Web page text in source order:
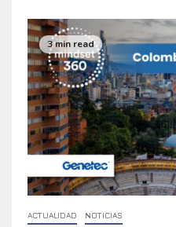
3 min read
ACTUALIDAD NOTICIAS